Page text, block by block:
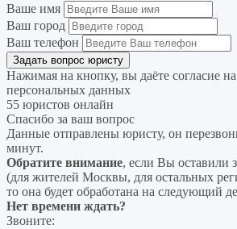
Ваше имя
Ваш город
Ваш телефон
Нажимая на кнопку, вы даёте согласие на
персональных данных
55 юристов онлайн
Спасибо за ваш вопрос
Данные отправлены юристу, он
минут.
Обратите внимание, если Вы оставили
(для жителей Москвы, для остальных
то она будет обработана на следующий
Нет времени ждать?
Звоните: